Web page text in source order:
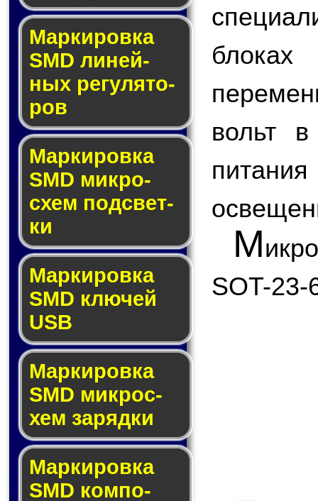
Маркировка
SMD ли­ней­
ных ре­гу­ля­то­
ров
Маркировка
SMD мик­ро­
схем под­свет­
ки
Маркировка
SMD клю­чей
USB
Маркировка
SMD мик­рос­
хем за­ряд­ки
Маркировка
SMD ком­по­
вольт
М
SOT-23-